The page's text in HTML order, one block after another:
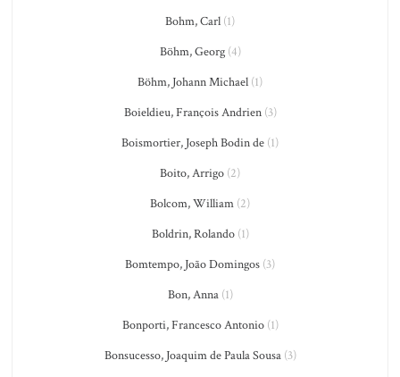
Bohm, Carl (1)
Böhm, Georg(4)
Böhm, Johann Michael (1)
Boieldieu, François Andrien(3)
Boismortier, Joseph Bodin de (1)
Boito, Arrigo (2)
Bolcom, William (2)
Boldrin, Rolando(1)
Bomtempo, João Domingos (3)
Bon, Anna(1)
Bonporti, Francesco Antonio(1)
Bonsucesso, Joaquim de Paula Sousa(3)